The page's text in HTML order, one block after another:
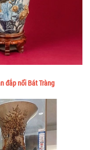
đắp nổi Bát Tràng